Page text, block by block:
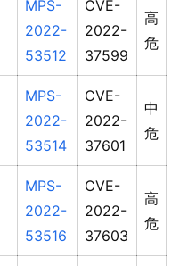
MPS-
2022-
53512
CVE-
2022-
37599
高
危
MPS-
2022-
53514
CVE-
2022-
37601
中
危
MPS-
2022-
53516
CVE-
2022-
37603
高
危